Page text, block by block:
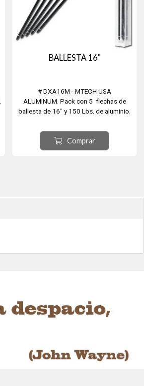
BALLESTA 16"
# DXA16M - MTECH USA
ALUMINUM. Pack con 5 flechas de
ballesta de 16" y 150 Lbs. de aluminio.
Comprar